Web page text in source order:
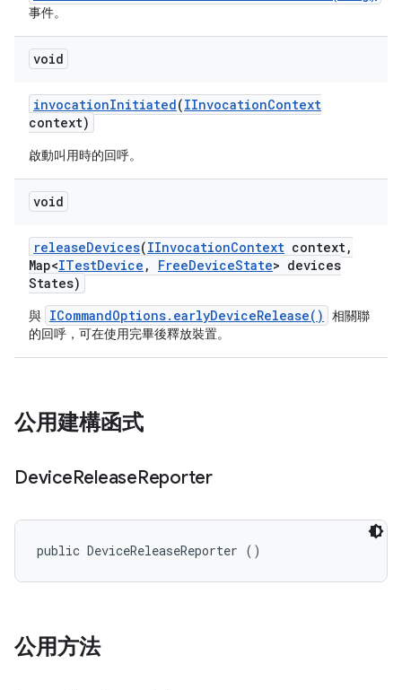
事件。
void
invocationInitiated(IInvocationContext
context)
啟動叫用時的回呼。
void
releaseDevices(IInvocationContext context,
Map<ITestDevice , FreeDeviceState> devices
States)
與 ICommandOptions.earlyDeviceRelease()
相關聯
的回呼，可在使用完畢後釋放裝置。
公用建構函式
DeviceReleaseReporter
public DeviceReleaseReporter ()
公用方法